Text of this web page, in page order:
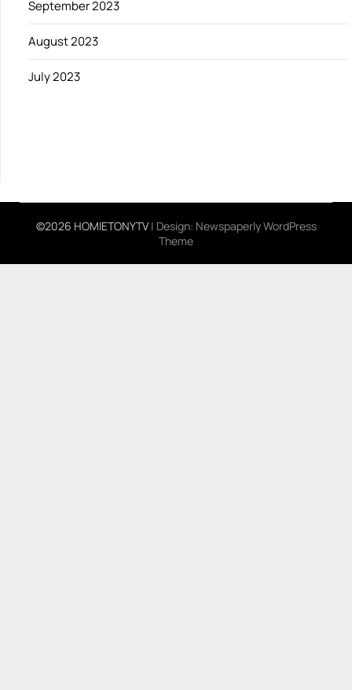
September 2023
August 2023
July 2023
©2026 HOMIETONYTV| Design: Newspaperly WordPress
Theme